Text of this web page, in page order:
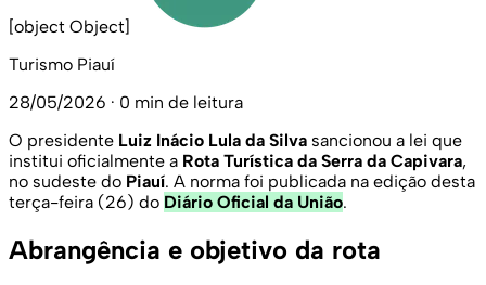
[object Object]
Turismo Piauí
28/05/2026 · 0 min de leitura
O presidente Luiz Inácio Lula da Silva sancionou a lei que
institui oficialmente a Rota Turística da Serra da Capivara,
no sudeste do Piauí. A norma foi publicada na edição desta
terça-feira (26) do Diário Oficial da União.
Abrangência e objetivo da rota